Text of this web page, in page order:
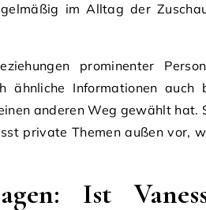
im Alltag der
prominenter
ähnliche Informationen auch
anderen Weg gewählt hat.
private Themen außen vor,
Ist